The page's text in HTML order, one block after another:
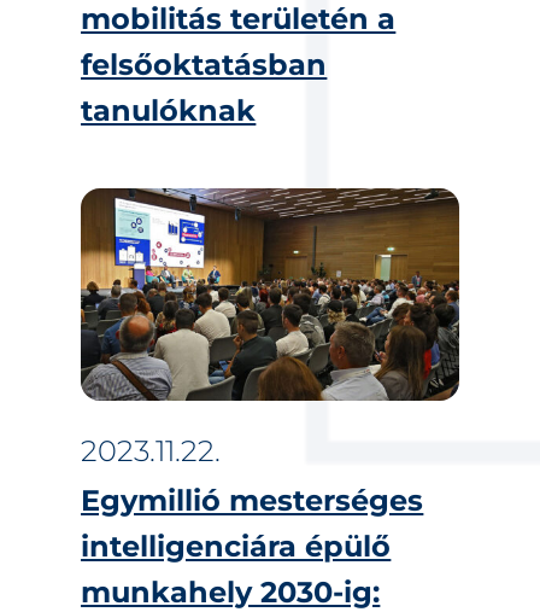
mobilitás területén a
felsőoktatásban
tanulóknak
2023.11.22.
Egymillió mesterséges
intelligenciára épülő
munkahely 2030-ig: